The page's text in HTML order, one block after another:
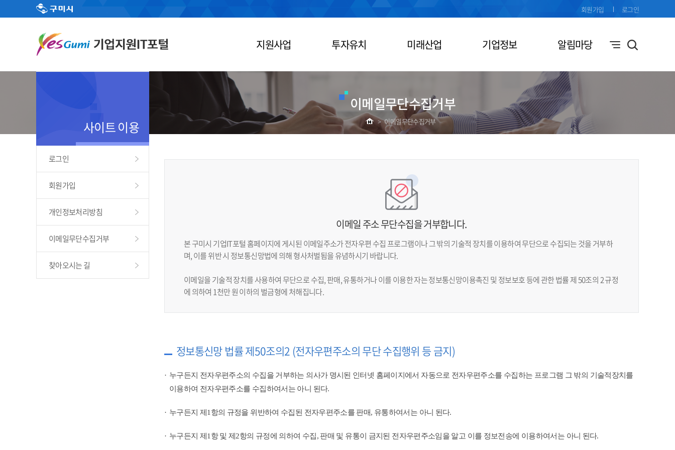
지원사업 투자유치 미래산업 기업정보 알림마당
회원가입 로그인
이메일무단수집거부
> 이메일무단수집거부
사이트 이용
로그인
회원가입
개인정보처리방침
이메일무단수집거부
찾아오시는 길
이메일 주소 무단수집을 거부합니다.
본 구미시 기업IT포털 홈페이지에 게시된 이메일주소가 전자우편 수집 프로그램이나 그 밖의 기술적 장치를 이용하여 무단으로 수집되는 것을 거부하
며, 이를 위반 시 정보통신망법에 의해 형사처벌됨을 유념하시기 바랍니다.
이메일을 기술적 장치를 사용하여 무단으로 수집, 판매, 유통하거나 이를 이용한 자는 정보통신망이용촉진 및 정보보호 등에 관한 법률 제 50조의 2 규정
에 의하여 1천만 원 이하의 벌금형에 처해집니다.
정보통신망 법률 제50조의2 (전자우편주소의 무단 수집행위 등 금지)
누구든지 전자우편주소의 수집을 거부하는 의사가 명시된 인터넷 홈페이지에서 자동으로 전자우편주소를 수집하는 프로그램 그 밖의 기술적장치를
이용하여 전자우편주소를 수집하여서는 아니 된다.
누구든지 제1항의 규정을 위반하여 수집된 전자우편주소를 판매, 유통하여서는 아니 된다.​
누구든지 제1항 및 제2항의 규정에 의하여 수집, 판매 및 유통이 금지된 전자우편주소임을 알고 이를 정보전송에 이용하여서는 아니 된다.